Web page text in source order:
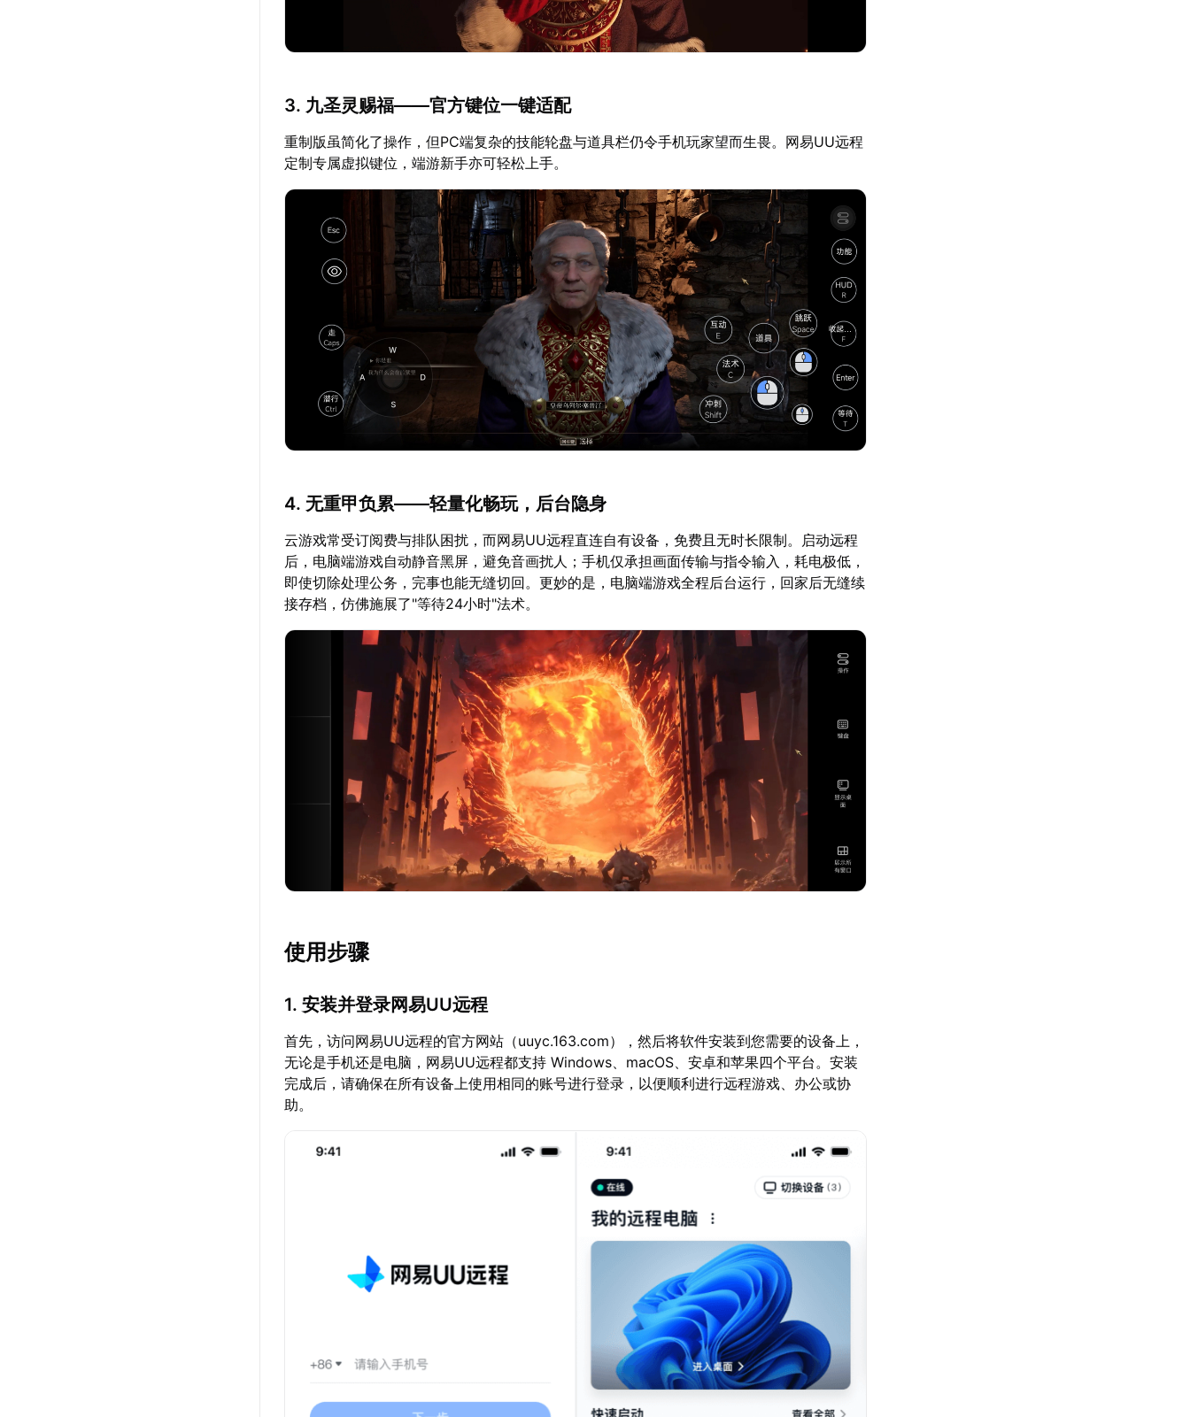
3. 九圣灵赐福——官方键位一键适配
重制版虽简化了操作，但PC端复杂的技能轮盘与道具栏仍令手机玩家望而生畏。网易UU远程
定制专属虚拟键位，端游新手亦可轻松上手。
4. 无重甲负累——轻量化畅玩，后台隐身
云游戏常受订阅费与排队困扰，而网易UU远程直连自有设备，免费且无时长限制。启动远程
后，电脑端游戏自动静音黑屏，避免音画扰人；手机仅承担画面传输与指令输入，耗电极低，
即使切除处理公务，完事也能无缝切回。更妙的是，电脑端游戏全程后台运行，回家后无缝续
接存档，仿佛施展了"等待24小时"法术。
使用步骤
1. 安装并登录网易UU远程
首先，访问网易UU远程的官方网站（uuyc.163.com），然后将软件安装到您需要的设备上，
无论是手机还是电脑，网易UU远程都支持 Windows、macOS、安卓和苹果四个平台。安装
完成后，请确保在所有设备上使用相同的账号进行登录，以便顺利进行远程游戏、办公或协
助。